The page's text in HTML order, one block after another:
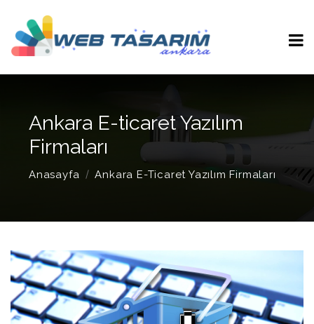
Ankara E-ticaret Yazılım
Firmaları
Anasayfa Ankara E-Ticaret Yazılım Firmaları